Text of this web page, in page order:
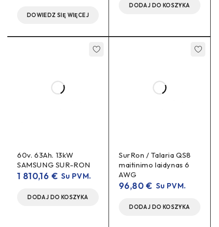
OEM sukimo momentus; patikrinkite
suporto centravimą
Po 50–100 km atlikitepakartotinį suveržimąir
kaladėlių įdirbimą.
Ar reikės papildomų detalių montavimui?
250 mm 250mm
DOWIEDZ SIĘ WIĘCEJ
DODAJ DO KOSZYKA
60v. 63Ah. 13kW
SAMSUNG SUR-RON
1 810,16 € Su PVM.
DODAJ DO KOSZYKA
SurRon / Talaria QS8
maitinimo laidynas 6
AWG
96,80€ Su PVM.
DODAJ DO KOSZYKA